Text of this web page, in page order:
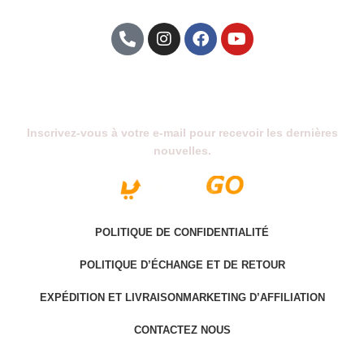
Inscrivez-vous à votre e-mail pour recevoir les dernières
nouvelles.
POLITIQUE DE CONFIDENTIALITÉ
POLITIQUE D’ÉCHANGE ET DE RETOUR
EXPÉDITION ET LIVRAISONMARKETING D’AFFILIATION
CONTACTEZ NOUS